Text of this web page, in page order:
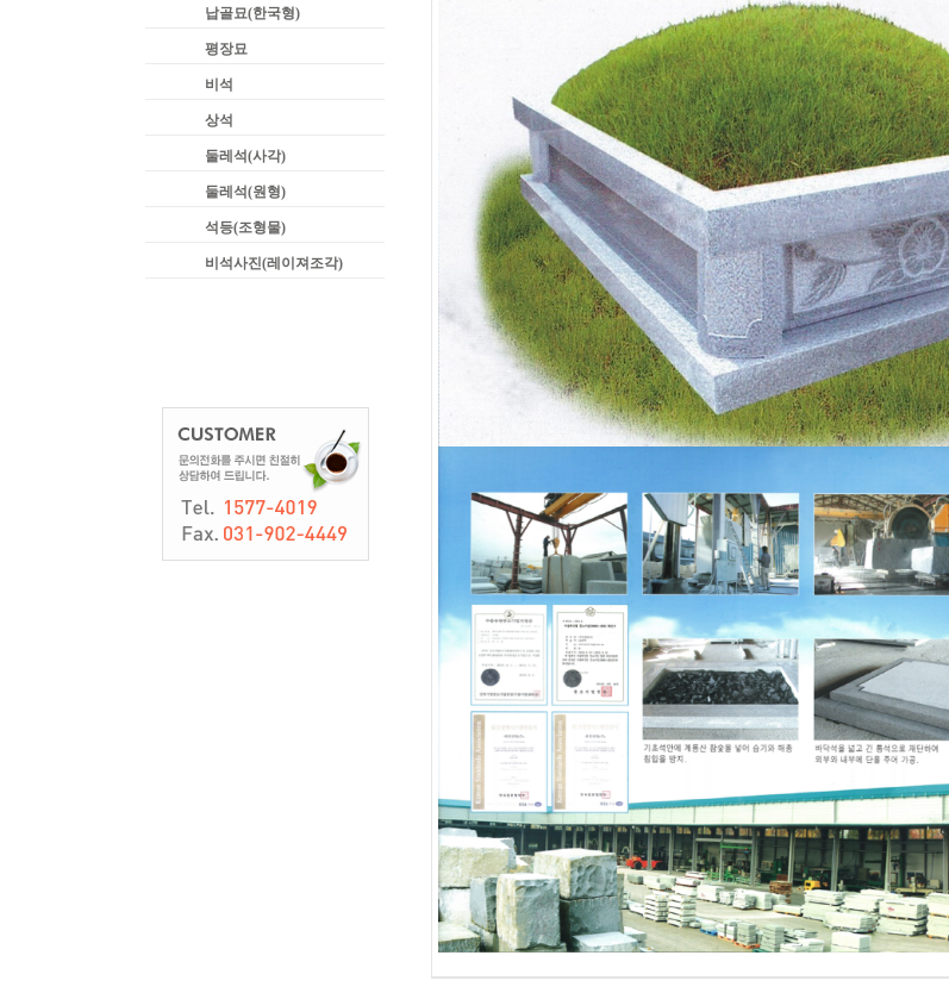
납골묘(한국형)
평장묘
비석
상석
둘레석(사각)
둘레석(원형)
석등(조형물)
비석사진(레이져조각)